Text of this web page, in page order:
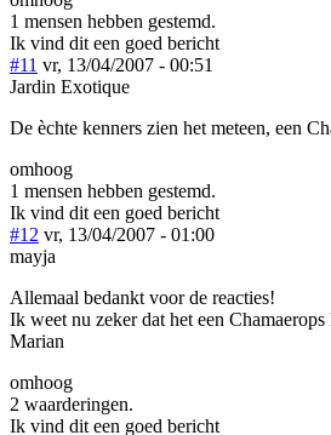
1 mensen hebben gestemd.
Ik vind dit een goed bericht
#11 vr, 13/04/2007 - 00:51
Jardin Exotique
De èchte kenners zien het meteen, een
omhoog
1 mensen hebben gestemd.
Ik vind dit een goed bericht
#12 vr, 13/04/2007 - 01:00
mayja
Allemaal bedankt voor de reacties!
Ik weet nu zeker dat het een
Marian
omhoog
2 waarderingen.
Ik vind dit een goed bericht